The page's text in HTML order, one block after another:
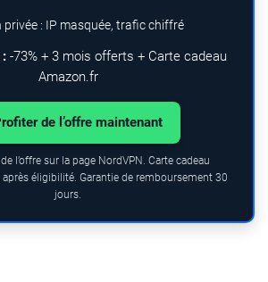
privée : IP masquée, trafic chiffré
: -73% + 3 mois offerts + Carte cadeau
Amazon.fr
de l’offre maintenant
l’offre sur la page NordVPN. Carte cadeau
éligibilité. Garantie de remboursement 30
jours.